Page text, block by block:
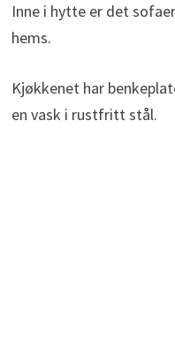
Inne i hytte er det
hems.
Kjøkkenet har
en vask i rustfritt stål.